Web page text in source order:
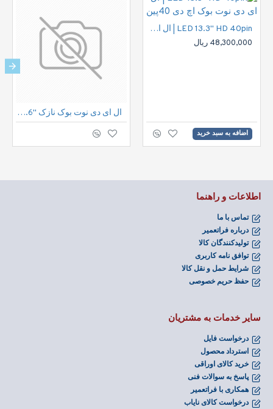
LED 13.3" HD 40pin | ال ای دی نوت بوک اچ دی 40پین
48,300,000 ریال
اضافه به سبد خرید
ال ای دی نوت بوک نازک "15.6 30پین فول اچ دی | LED FHD 30pin 15.6" IPS Notbook
اطلاعات و راهنما
تماس با ما
درباره فراتعمیر
تولیدکنندگان کالا
توافق نامه کاربری
شرایط حمل و نقل کالا
حفظ حریم خصوصی
سایر خدمات به مشتریان
درخواست فایل
استرداد محصول
خرید کالای اوراقی
پاسخ به سوالات فنی
همکاری با فراتعمیر
درخواست کالای نایاب